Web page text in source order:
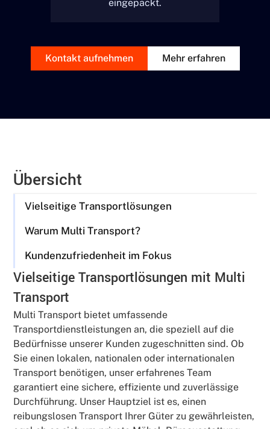
eingepackt.
Kontakt aufnehmen Mehr erfahren
Übersicht
Vielseitige Transportlösungen
Warum Multi Transport?
Kundenzufriedenheit im Fokus
Vielseitige Transportlösungen mit Multi
Transport
Multi Transport bietet umfassende
Transportdienstleistungen an, die speziell auf die
Bedürfnisse unserer Kunden zugeschnitten sind. Ob
Sie einen lokalen, nationalen oder internationalen
Transport benötigen, unser erfahrenes Team
garantiert eine sichere, effiziente und zuverlässige
Durchführung. Unser Hauptziel ist es, einen
reibungslosen Transport Ihrer Güter zu gewährleisten,